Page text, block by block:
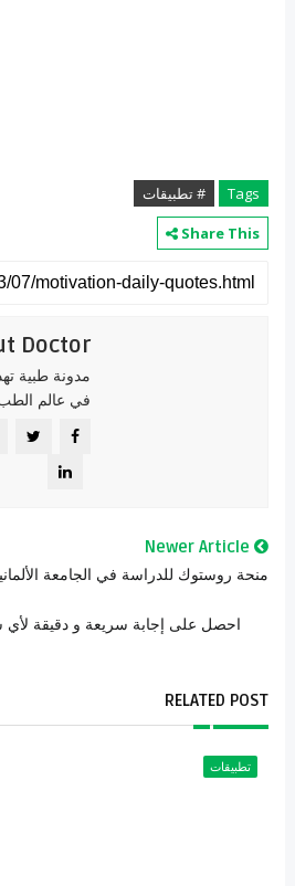
Tags
# تطبيقات
Share This
Doctor
مدونة طبية
في عالم
Newer Article
منحة روستوك للدراسة في الجامعة
احصل على إجابة سريعة و دقيقة
RELATED POST
تطبيقات